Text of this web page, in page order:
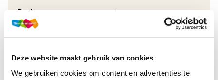
Deze website maakt gebruik van cookies
We gebruiken cookies om content en advertenties te
Druk 1
Soort uitgave
Online + boek